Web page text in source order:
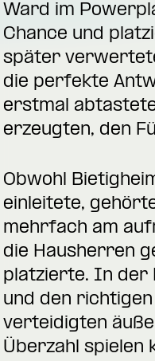
Ward im
Chance und
später
die perfekte
erstmal
erzeugten, den
Obwohl
einleitete,
mehrfach am
die Hausherren
platzierte. In der
und den
verteidigten
Überzahl spielen